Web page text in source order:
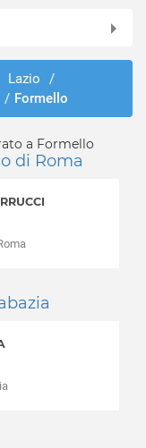
Lazio
/
/ Formello
a Formello
di Roma